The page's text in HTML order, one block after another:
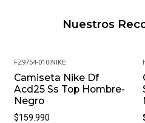
Nuestros
FZ9754-010|NIKE
Camiseta Nike Df
Acd25 Ss Top Hombre-
Negro
$159.990